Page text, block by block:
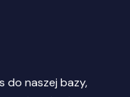
do naszej bazy,